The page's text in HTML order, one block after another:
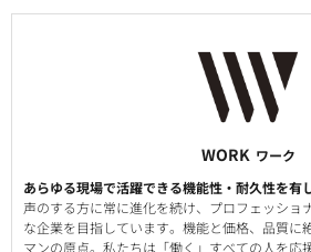
WORK ワーク
あらゆる現場で活躍できる機能性・耐久性を有
声のする方に常に進化を続け、プロフェッショ
な企業を目指しています。機能と価格、品質に
マンの原点。私たちは「働く」すべての人を応